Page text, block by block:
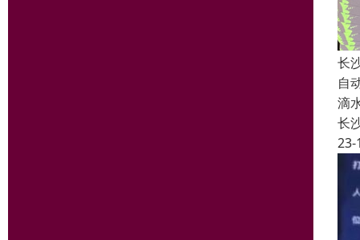
长
自
滴
长
23-